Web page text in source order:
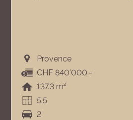
Provence
CHF 840'000.-
137.3 m²
5.5
2